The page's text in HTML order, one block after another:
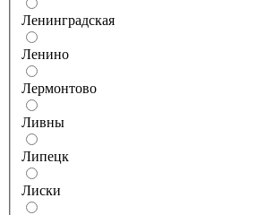
Ленинградская
Ленино
Лермонтово
Ливны
Липецк
Лиски